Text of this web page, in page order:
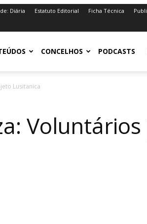
Diária Estatuto Editorial Ficha Técnica
CONCELHOS PODCASTS
Lusitanica